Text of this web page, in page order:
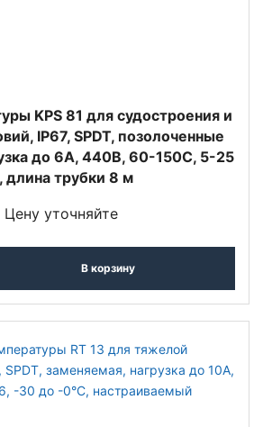
KPS 81 для судостроения и
IP67, SPDT, позолоченные
до 6А, 440В, 60-150C, 5-25
длина трубки 8 м
Цену уточняйте
В корзину